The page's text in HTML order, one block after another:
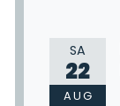
SA
22
AUG